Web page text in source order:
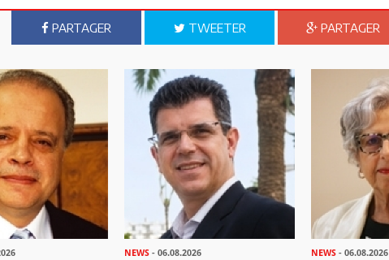
Envoyer
PARTAGER TWEETER PARTAGER
NEWS - 06.08.2026 NEWS- 06.08.2026